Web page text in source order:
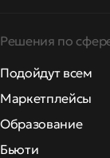
Решения по
Подойдут всем
Маркетплейсы
Образование
Бьюти